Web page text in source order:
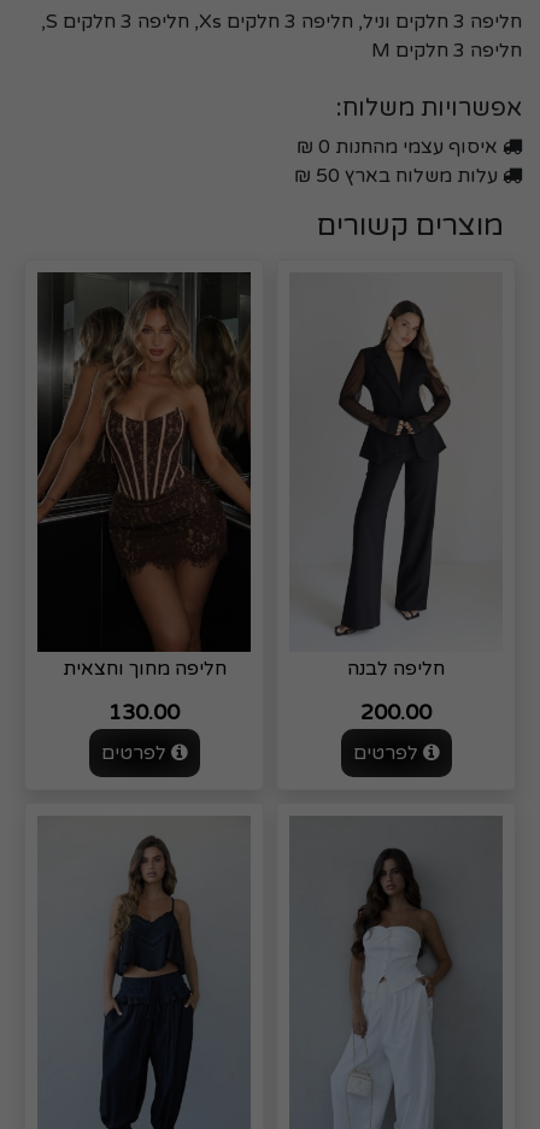
חליפה 3 חלקים וניל, חליפה 3 חלקים Xs, חליפה 3 חלקים S,
חליפה 3 חלקים M
אפשרויות משלוח:
איסוף עצמי מהחנות 0 ₪
עלות משלוח בארץ 50 ₪
מוצרים קשורים
חליפה לבנה
200.00
לפרטים
חליפה מחוך וחצאית
130.00
לפרטים